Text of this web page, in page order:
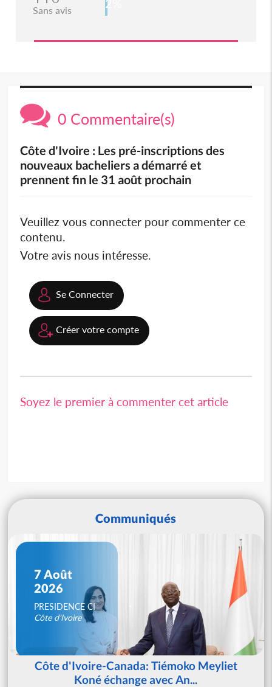
Sans avis 2%
0 Commentaire(s)
Côte d'Ivoire : Les pré-inscriptions des
nouveaux bacheliers a démarré et
prennent fin le 31 août prochain
Veuillez vous connecter pour commenter ce
contenu.
Votre avis nous intéresse.
Se Connecter
Créer votre compte
Soyez le premier à commenter cet article
Communiqués
7 Août
2026
PRESIDENCE CI
Côte d'Ivoire
Côte d'Ivoire-Canada: Tiémoko Meyliet
Koné échange avec An...